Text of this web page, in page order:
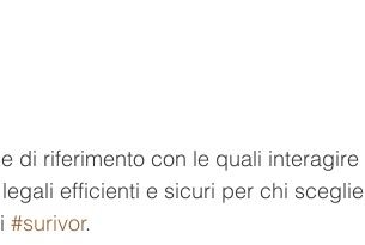
di riferimento con le quali interagire
efficienti e sicuri per chi sceglie
#surivor.